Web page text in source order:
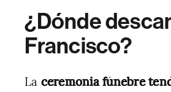
¿Dónde
Francisco?
La ceremonia fúnebre